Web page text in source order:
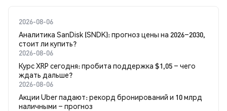
2026-08-06
Аналитика SanDisk (SNDK): прогноз цены на 2026–2030,
стоит ли купить?
2026-08-06
Курс XRP сегодня: пробита поддержка $1,05 – чего
ждать дальше?
2026-08-06
Акции Uber падают: рекорд бронирований и 10 млрд
наличными – прогноз